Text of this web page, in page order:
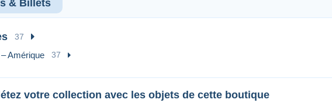
& Billets
37
Amérique 37
votre collection avec les objets de cette boutique